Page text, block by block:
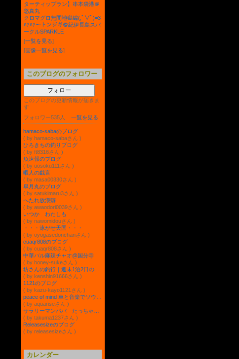
ターティップラン】串本袋港＠
悠真丸
クロマグロ無間地獄編(;ﾟ∀ﾟ)=3
ﾊｧﾊｧ～トンジギ＠紀伊長島スパ
ークルSPARKLE
[一覧を見る]
[画像一覧を見る]
このブログのフォロワー
フォロー
このブログの更新情報が届きま
す
フォロワー535人
一覧を見る
hamaco-sabaのブログ
( by hamaco-sabaさん )
ひろきちの釣りブログ
( by ft8316さん )
魚速報のブログ
( by uosoku111さん )
暇人の戯言
( by masa00330さん )
皐月丸のブログ
( by satukimaru3さん )
へたれ放浪癖
( by awaodori0039さん )
いつか わたしも
( by nawomidouさん )
・・・泳がせ天国・・・
( by oyogasedonchanさん )
cuaqr808のブログ
( by cuaqr808さん )
中華バル麻辣チャオ@国分寺
( by honey-sukeさん )
( by kenshin91666さん )
1121のブログ
( by kazu-kayo1121さん )
( by aquariseさん )
( by takuma1237さん )
Releasesizeのブログ
( by releasesizeさん )
カレンダー